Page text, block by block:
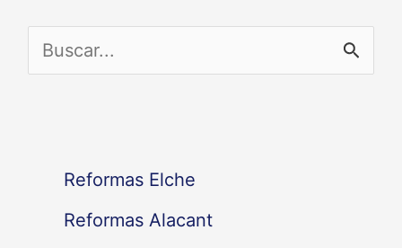
Reformas Elche
Reformas Alacant